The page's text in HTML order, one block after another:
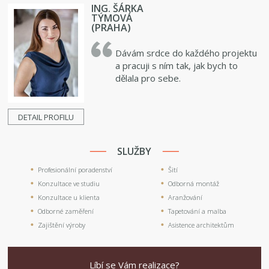
DETAIL PROFILU
ING. ŠÁRKA
TÝMOVÁ
(PRAHA)
Dávám srdce do každého projektu
a pracuji s ním tak, jak bych to
dělala pro sebe.
SLUŽBY
Profesionální poradenství
Konzultace ve studiu
Konzultace u klienta
Odborné zaměření
Zajištění výroby
Šití
Odborná montáž
Aranžování
Tapetování a malba
Asistence architektům
Líbí se Vám realizace?